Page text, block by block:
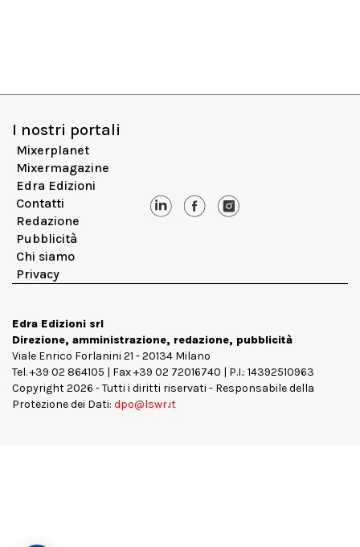
I nostri portali
Mixerplanet
Mixermagazine
Edra Edizioni
Contatti
Redazione
Pubblicità
Chi siamo
Privacy
Edra Edizioni srl
Direzione, amministrazione, redazione, pubblicità
Viale Enrico Forlanini 21 - 20134 Milano
Tel. +39 02 864105 | Fax +39 02 72016740 | P.I.: 14392510963
Copyright 2026 - Tutti i diritti riservati - Responsabile della
Protezione dei Dati: dpo@lswr.it